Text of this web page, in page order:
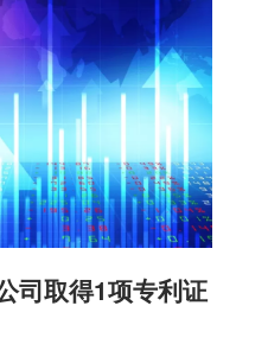
司取得1项专利证